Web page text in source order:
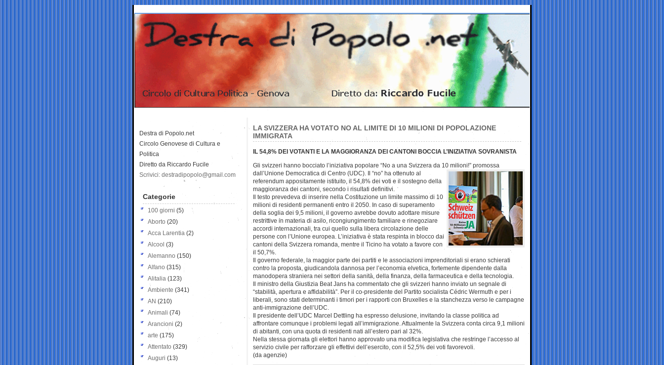
LA SVIZZERA HA VOTATO NO AL LIMITE DI 10 MILIONI DI POPOLAZIONE
IMMIGRATA
IL 54,8% DEI VOTANTI E LA MAGGIORANZA DEI CANTONI BOCCIA L’INIZIATIVA SOVRANISTA
Gli svizzeri hanno bocciato l’iniziativa popolare “No a una Svizzera da 10 milioni!” promossa
dall’Unione Democratica di Centro (UDC). Il “no” ha ottenuto al
referendum appositamente istituito, il 54,8% dei voti e il sostegno della
maggioranza dei cantoni, secondo i risultati definitivi.
Il testo prevedeva di inserire nella Costituzione un limite massimo di 10
milioni di residenti permanenti entro il 2050. In caso di superamento
della soglia dei 9,5 milioni, il governo avrebbe dovuto adottare misure
restrittive in materia di asilo, ricongiungimento familiare e rinegoziare
accordi internazionali, tra cui quello sulla libera circolazione delle
persone con l’Unione europea. L’iniziativa è stata respinta in blocco dai
cantoni della Svizzera romanda, mentre il Ticino ha votato a favore con
il 50,7%.
Il governo federale, la maggior parte dei partiti e le associazioni imprenditoriali si erano schierati
contro la proposta, giudicandola dannosa per l’economia elvetica, fortemente dipendente dalla
manodopera straniera nei settori della sanità, della finanza, della farmaceutica e della tecnologia.
Il ministro della Giustizia Beat Jans ha commentato che gli svizzeri hanno inviato un segnale di
“stabilità, apertura e affidabilità”. Per il co-presidente del Partito socialista Cédric Wermuth e per i
liberali, sono stati determinanti i timori per i rapporti con Bruxelles e la stanchezza verso le campagne
anti-immigrazione dell’UDC.
Il presidente dell’UDC Marcel Dettling ha espresso delusione, invitando la classe politica ad
affrontare comunque i problemi legati all’immigrazione. Attualmente la Svizzera conta circa 9,1 milioni
di abitanti, con una quota di residenti nati all’estero pari al 32%.
Nella stessa giornata gli elettori hanno approvato una modifica legislativa che restringe l’accesso al
servizio civile per rafforzare gli effettivi dell’esercito, con il 52,5% dei voti favorevoli.
(da agenzie)
Destra di Popolo.net
Circolo Genovese di Cultura e
Politica
Diretto da Riccardo Fucile
Scrivici: destradipopolo@gmail.com
Categorie
100 giorni (5)
Aborto (20)
Acca Larentia (2)
Alcool (3)
Alemanno (150)
Alfano (315)
Alitalia (123)
Ambiente (341)
AN (210)
Animali (74)
Arancioni (2)
arte (175)
Attentato (329)
Auguri (13)